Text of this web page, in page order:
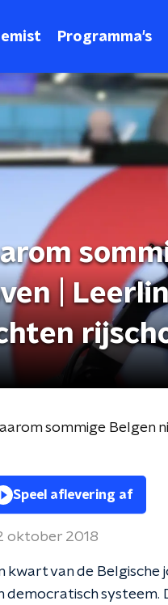
Programma's
|
sommige
Speel aflevering af
oktober 2018
kwart van de
democratisch systeem.